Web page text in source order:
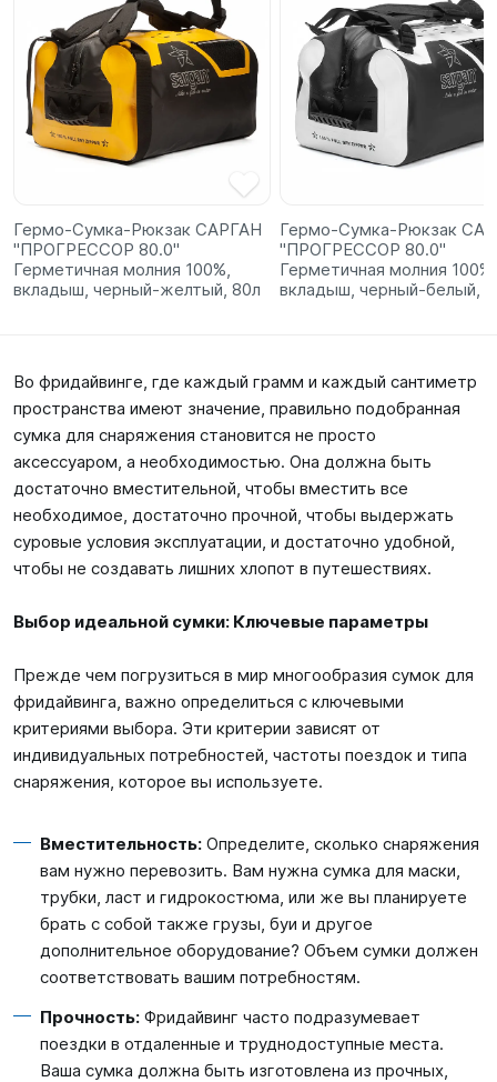
Гермо-Сумка-Рюкзак САРГАН
"ПРОГРЕССОР 80.0"
Герметичная молния 100%,
вкладыш, черный-желтый, 80л
Гермо-Сумка-Рюкзак
"ПРОГРЕССОР 80.0"
Герметичная молния 100%,
вкладыш, черный-белый,
Во фридайвинге, где каждый грамм и каждый сантиметр
пространства имеют значение, правильно подобранная
сумка для снаряжения становится не просто
аксессуаром, а необходимостью. Она должна быть
достаточно вместительной, чтобы вместить все
необходимое, достаточно прочной, чтобы выдержать
суровые условия эксплуатации, и достаточно удобной,
чтобы не создавать лишних хлопот в путешествиях.
Выбор идеальной сумки: Ключевые параметры
Прежде чем погрузиться в мир многообразия сумок для
фридайвинга, важно определиться с ключевыми
критериями выбора. Эти критерии зависят от
индивидуальных потребностей, частоты поездок и типа
снаряжения, которое вы используете.
Вместительность: Определите, сколько снаряжения
вам нужно перевозить. Вам нужна сумка для маски,
трубки, ласт и гидрокостюма, или же вы планируете
брать с собой также грузы, буи и другое
дополнительное оборудование? Объем сумки должен
соответствовать вашим потребностям.
Прочность: Фридайвинг часто подразумевает
поездки в отдаленные и труднодоступные места.
Ваша сумка должна быть изготовлена из прочных,